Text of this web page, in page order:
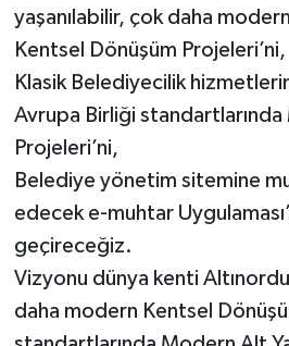
yaşanılabilir, çok daha
Kentsel Dönüşüm Projeleri’ni,
Klasik Belediyecilik
Avrupa Birliği standartlarında
Projeleri’ni,
Belediye yönetim sitemine
edecek e-muhtar
geçireceğiz.
Vizyonu dünya kenti Altınordu
daha modern Kentsel